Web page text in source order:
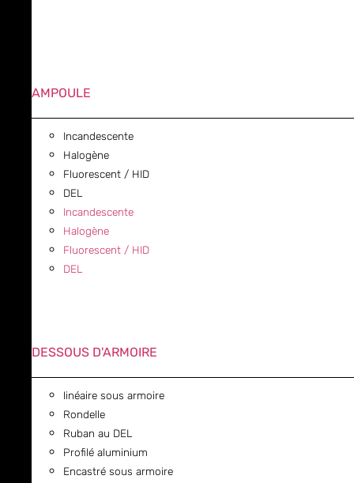
AMPOULE
Incandescente
Halogène
Fluorescent / HID
DEL
Incandescente
Halogène
Fluorescent / HID
DEL
DESSOUS D'ARMOIRE
linéaire sous armoire
Rondelle
Ruban au DEL
Profilé aluminium
Encastré sous armoire